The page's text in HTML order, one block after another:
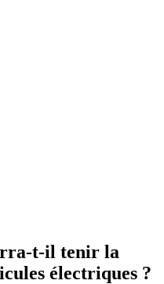
t-il tenir la
électriques ?